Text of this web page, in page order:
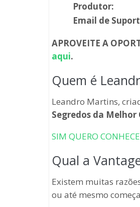
Produtor:
Email de
APROVEITE A
aqui.
Quem é
Leandro Martins,
Segredos da
SIM QUERO
Qual a
Existem muitas
ou até mesmo